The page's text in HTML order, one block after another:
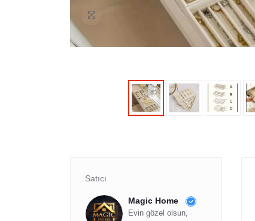
Satıcı
Magic Home
Evin gözəl olsun,